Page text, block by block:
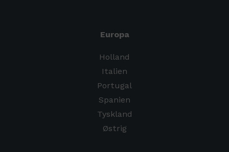
Europa
Holland
Italien
Portugal
Spanien
Tyskland
Østrig